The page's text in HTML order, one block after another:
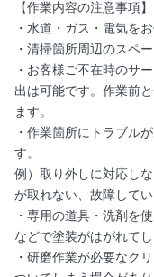
【作業内容の注意事項】
・水道・ガス・電気を
・清掃箇所周辺のスペ
・お客様ご不在時のサ
出は可能です。作業前
ます。
・作業箇所にトラブル
す。
例）取り外しに対応し
が取れない、故障して
・専用の道具・洗剤を
などで塗装がはがれて
・研磨作業が必要なク